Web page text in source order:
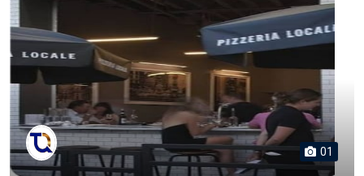
01